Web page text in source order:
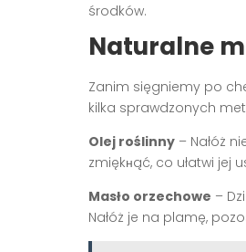
środków.
Naturalne
Zanim sięgniemy po
kilka sprawdzonych
Olej roślinny – Nałóż
zmiękнąć, co ułatwi jej
Masło orzechowe –
Nałóż je na plamę,